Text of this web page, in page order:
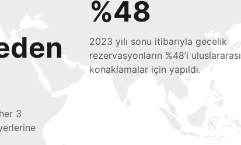
3
%48
2023 yılı sonu itibarıyla gecelik
rezervasyonların %48’i uluslararası
konaklamalar için yapıldı.